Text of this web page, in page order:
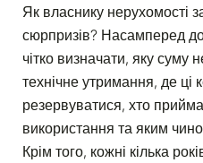
Як власнику нерухомості
сюрпризів? Насамперед
чітко визначати, яку суму
технічне утримання, де
резервуватися, хто
використання та яким
Крім того, кожні кілька